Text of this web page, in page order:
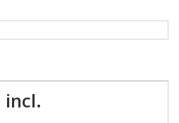
incl.